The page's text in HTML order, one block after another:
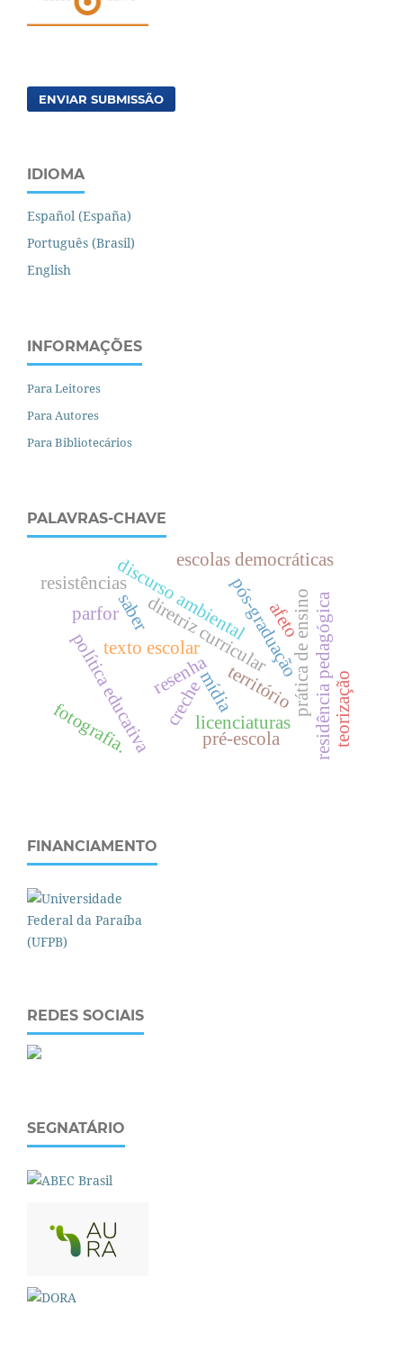
ENVIAR SUBMISSÃO
IDIOMA
Español (España)
Português (Brasil)
English
INFORMAÇÕES
Para Leitores
Para Autores
Para Bibliotecários
PALAVRAS-CHAVE
resenha território
diretriz curricular prática de ensino
texto escolar pós-graduação
saber
política educativa
discurso ambiental
mídia residência pedagógica
escolas democráticas
licenciaturas
parfor
pré-escola
creche
fotografia. teorização
afeto
resistências
FINANCIAMENTO
REDES SOCIAIS
SEGNATÁRIO